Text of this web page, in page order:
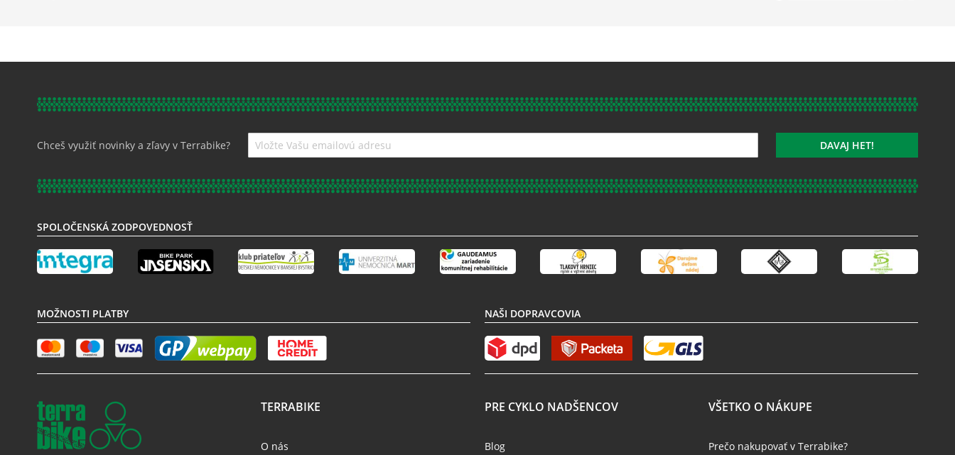
Chceš využiť novinky a zľavy v Terrabike?
Prihláste
sa
odberu
noviniek:
DAVAJ HET!
SPOLOČENSKÁ ZODPOVEDNOSŤ
MOŽNOSTI PLATBY NAŠI DOPRAVCOVIA
TERRABIKE
O nás
PRE CYKLO NADŠENCOV
Blog
VŠETKO O NÁKUPE
Prečo nakupovať v Terrabike?